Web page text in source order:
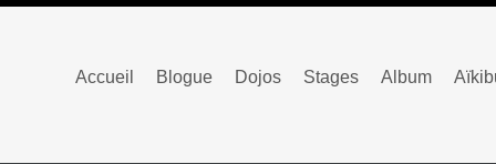
Accueil Blogue Dojos Stages Album